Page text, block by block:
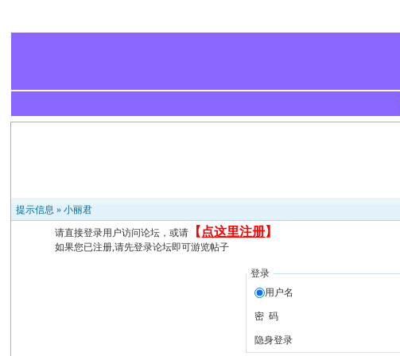
提示信息 »小丽君
请直接登录用户访问论坛，或请 【 点这里注册】
如果您已注册,请先登录论坛即可游览帖子
登录
用户名
密 码
隐身登录